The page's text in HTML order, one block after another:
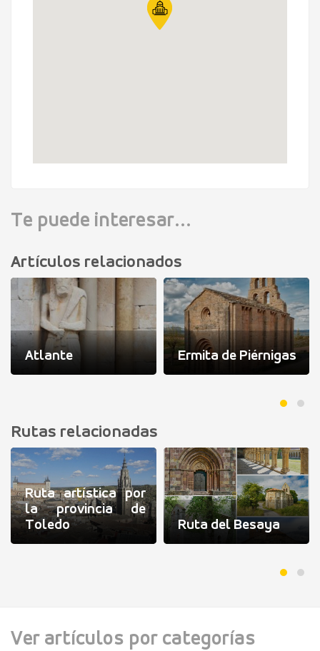
Te puede interesar...
Artículos relacionados
Atlante Ermita de Piérnigas
Rutas relacionadas
Ruta artística por
la provincia de
Toledo
Ruta del Besaya
Ver artículos por categorías